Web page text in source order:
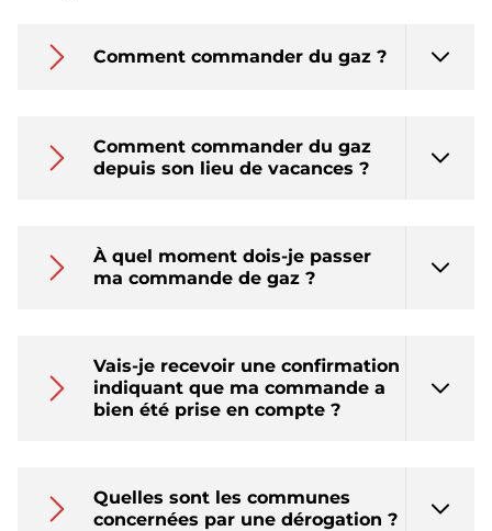
Comment commander du gaz ?
Comment commander du gaz
depuis son lieu de vacances ?
À quel moment dois-je passer
ma commande de gaz ?
Vais-je recevoir une confirmation
indiquant que ma commande a
bien été prise en compte ?
Quelles sont les communes
concernées par une dérogation ?